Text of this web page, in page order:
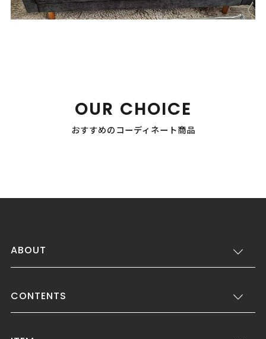
OUR CHOICE
おすすめのコーディネート商品
ABOUT
CONTENTS